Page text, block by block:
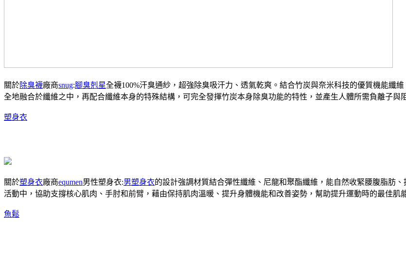
關於除臭襪廠商snug:腳臭剋星全襪100%汗臭通紗，超強除臭吸汗力、透氣乾爽。結合竹炭與奈米科技的優質機能纖
全地融合於纖維之中，再配合纖維本身的特殊結構，可完全發揮竹炭本身除臭功能的特性，並產生人體所需負離子與
塑身衣
關於塑身衣廠商equmen男性塑身衣:男塑身衣的設計強調材質結合彈性纖維、尼龍和聚酯纖維，能自然收緊腰腹脂肪
活動中，協助支撐核心肌肉、手肘和前臂，藉由保持肌肉溫暖、提升身體機能和改善姿勢，幫助提升運動時的最佳肌
魚鬆